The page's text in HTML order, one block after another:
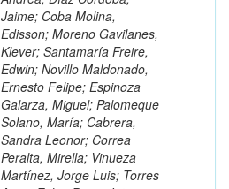
Jaime; Coba Molina,
Edisson; Moreno Gavilanes,
Klever; Santamaría Freire,
Edwin; Novillo Maldonado,
Ernesto Felipe; Espinoza
Galarza, Miguel; Palomeque
Solano, María; Cabrera,
Sandra Leonor; Correa
Peralta, Mirella; Vinueza
Martínez, Jorge Luis; Torres